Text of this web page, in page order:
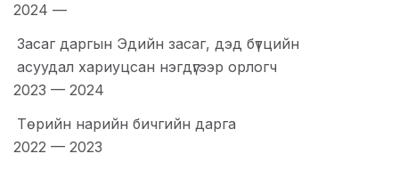
2024 —
Засаг даргын Эдийн засаг, дэд бүтцийн
асуудал хариуцсан нэгдүгээр орлогч
2023 — 2024
Төрийн нарийн бичгийн дарга
2022 — 2023